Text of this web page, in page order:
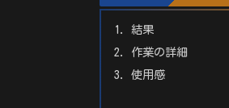
結果
作業の詳細
使用感